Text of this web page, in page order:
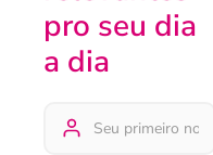
pro seu dia
a dia